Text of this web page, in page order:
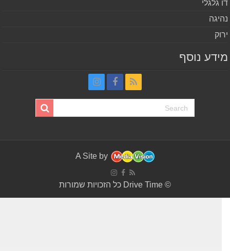
גלגלי
נוסף
A Site by